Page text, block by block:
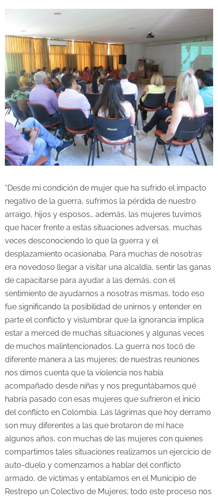
“Desde mi condición de mujer que ha sufrido el impacto
negativo de la guerra, sufrimos la pérdida de nuestro
arraigo, hijos y esposos… además, las mujeres tuvimos
que hacer frente a estas situaciones adversas, muchas
veces desconociendo lo que la guerra y el
desplazamiento ocasionaba. Para muchas de nosotras
era novedoso llegar a visitar una alcaldía, sentir las ganas
de capacitarse para ayudar a las demás, con el
sentimiento de ayudarnos a nosotras mismas, todo eso
fue significando la posibilidad de unirnos y entender en
parte el conflicto y vislumbrar que la ignorancia implica
estar a merced de muchas situaciones y algunas veces
de muchos malintencionados. La guerra nos tocó de
diferente manera a las mujeres; de nuestras reuniones
nos dimos cuenta que la violencia nos había
acompañado desde niñas y nos preguntábamos qué
habría pasado con esas mujeres que sufrieron el inicio
del conflicto en Colombia. Las lágrimas que hoy derramo
son muy diferentes a las que brotaron de mí hace
algunos años, con muchas de las mujeres con quienes
compartimos tales situaciones realizamos un ejercicio de
auto-duelo y comenzamos a hablar del conflicto
armado, de víctimas y entablamos en el Municipio de
Restrepo un Colectivo de Mujeres; todo este proceso nos